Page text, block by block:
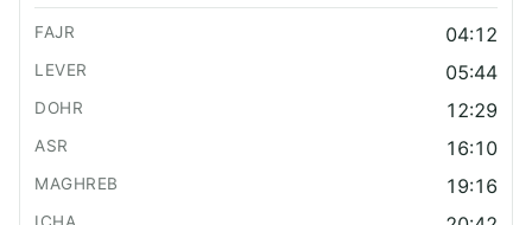
04:12
05:44
12:29
16:10
19:16